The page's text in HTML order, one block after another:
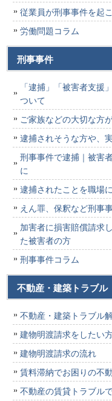
従業員が刑事事件を起
労働問題コラム
刑事事件
「逮捕」「被害者支援
ついて
ご家族などの大切な方
逮捕されそうな方や、
刑事事件で逮捕｜被害
に
逮捕されたことを職場
えん罪、保釈など刑事
加害者に損害賠償請求
た被害者の方
刑事事件コラム
不動産・建築トラブル
不動産・建築トラブル
建物明渡請求をしたい
建物明渡請求の流れ
賃料滞納でお困りの不
不動産の賃貸トラブル